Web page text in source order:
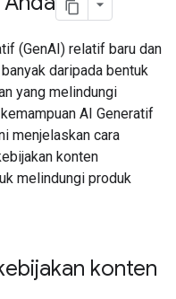
(GenAI) relatif baru dan
daripada bentuk
yang melindungi
AI Generatif
menjelaskan cara
konten
melindungi produk
konten